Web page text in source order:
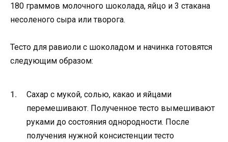
180 граммов молочного шоколада, яйцо и 3 стакана
несоленого сыра или творога.
Тесто для равиоли с шоколадом и начинка готовятся
следующим образом:
Сахар с мукой, солью, какао и яйцами
перемешивают. Полученное тесто вымешивают
руками до состояния однородности. После
получения нужной консистенции тесто